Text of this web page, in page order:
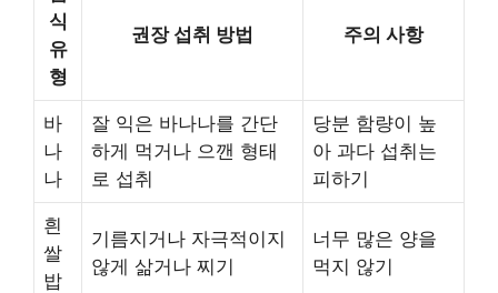
식
유
형
권장 섭취 방법 주의 사항
바
나
나
잘 익은 바나나를 간단
하게 먹거나 으깬 형태
로 섭취
당분 함량이 높
아 과다 섭취는
피하기
흰
쌀
밥
기름지거나 자극적이지
않게 삶거나 찌기
너무 많은 양을
먹지 않기